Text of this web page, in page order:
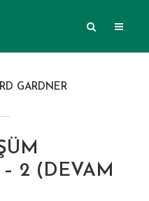
GARDNER
2 (DEVAM